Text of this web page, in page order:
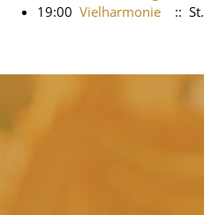
19:00 Vielharmonie ::